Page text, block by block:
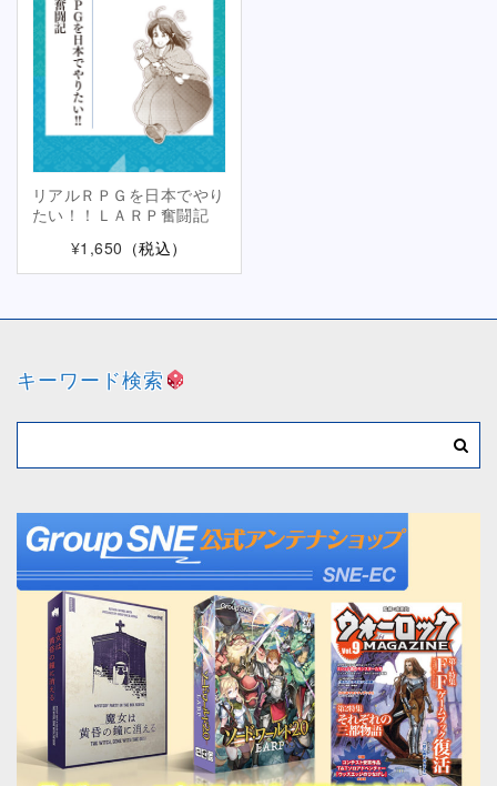
リアルＲＰＧを日本でやり
たい！！ＬＡＲＰ奮闘記
¥1,650 （税込）
キーワード検索